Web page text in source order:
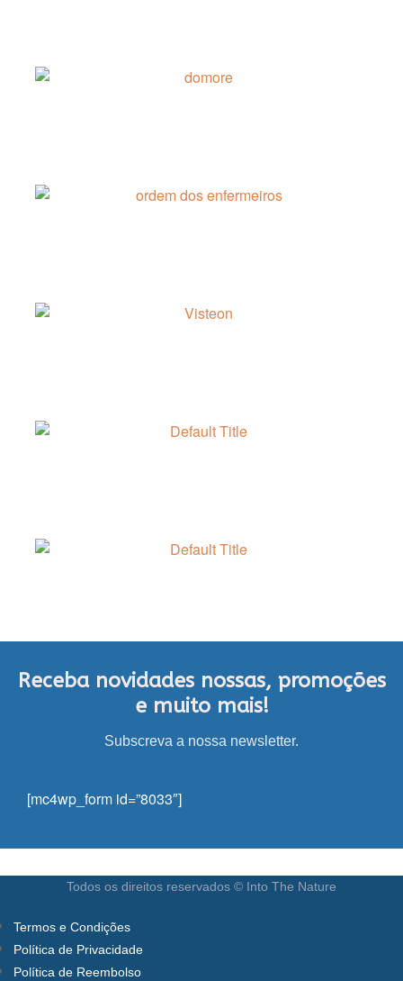
Receba novidades nossas, promoções
e muito mais!
Subscreva a nossa newsletter.
[mc4wp_form id=”8033″]
Todos os direitos reservados © Into The Nature
Termos e Condições
Política de Privacidade
Política de Reembolso